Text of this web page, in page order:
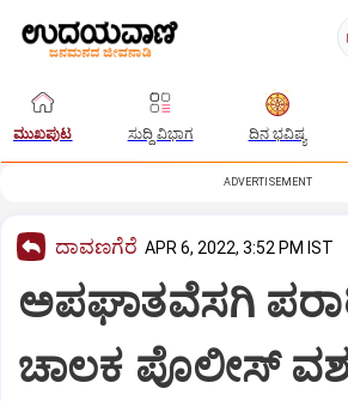
ಮುಖಪುಟ ಸುದ್ದಿ ವಿಭಾಗ ದಿನ ಭವಿಷ್ಯ
ADVERTISEMENT
ದಾವಣಗೆರೆ APR 6, 2022, 3:52 PM IST
ಅಪಘಾತವೆಸಗಿ
ಚಾಲಕ ಪೊಲೀಸ್‌